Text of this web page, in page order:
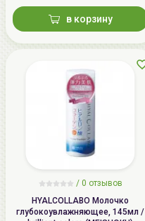
в корзину
/ 0 отзывов
HYALCOLLABO Молочко
глубокоувлажняющее, 145мл /